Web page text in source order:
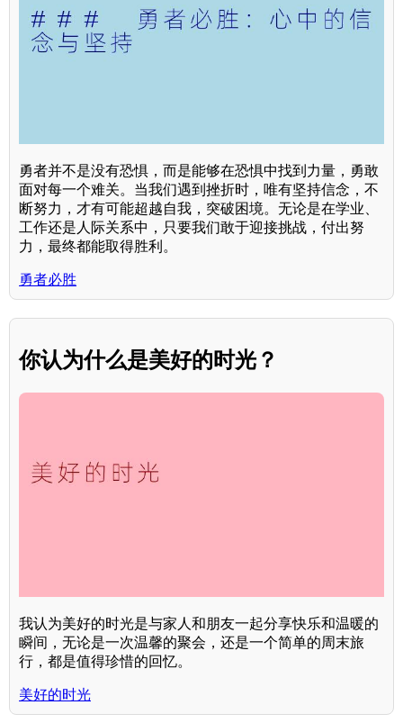
勇者并不是没有恐惧，而是能够在恐惧中找到力量，勇敢
面对每一个难关。当我们遇到挫折时，唯有坚持信念，不
断努力，才有可能超越自我，突破困境。无论是在学业、
工作还是人际关系中，只要我们敢于迎接挑战，付出努
力，最终都能取得胜利。
勇者必胜
你认为什么是美好的时光？
我认为美好的时光是与家人和朋友一起分享快乐和温暖的
瞬间，无论是一次温馨的聚会，还是一个简单的周末旅
行，都是值得珍惜的回忆。
美好的时光